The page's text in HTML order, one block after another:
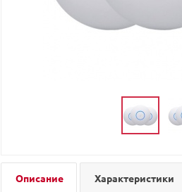
Описание Характеристики